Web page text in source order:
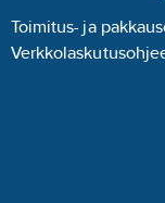
Toimitus- ja